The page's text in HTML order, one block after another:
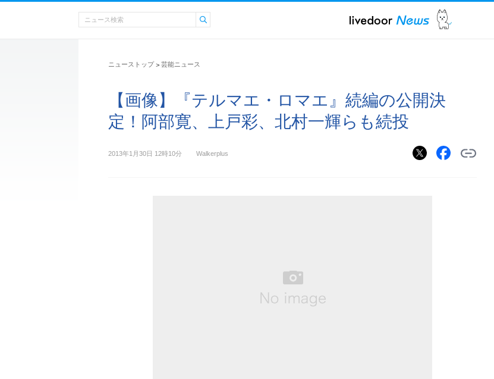
ニューストップ > 芸能ニュース
【画像】『テルマエ・ロマエ』続編の公開決
定！阿部寛、上戸彩、北村一輝らも続投
2013年1月30日 12時10分 Walkerplus